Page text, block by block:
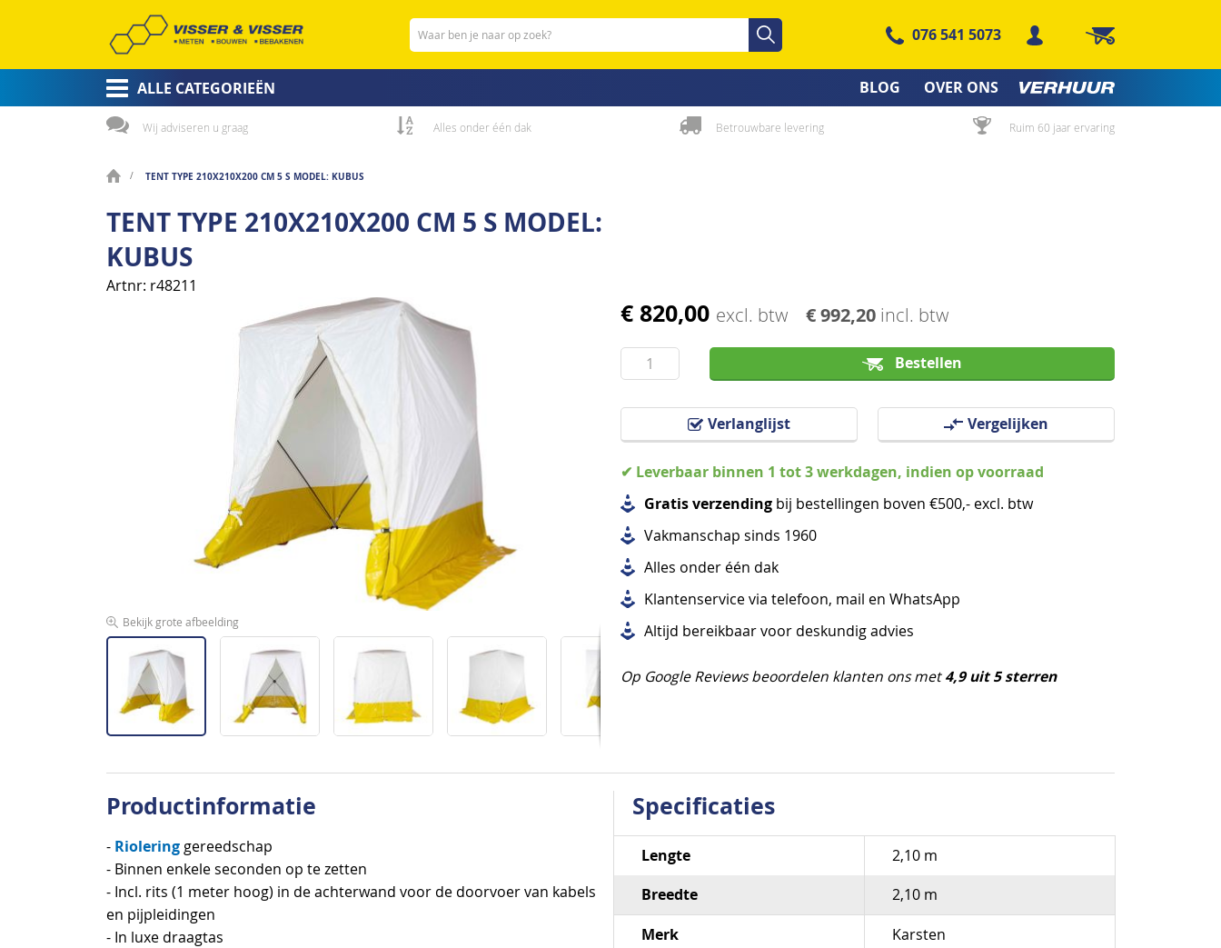
Zoeken Zoeken
076 541 5073 Winkelwagen
ALLE CATEGORIEËN BLOG OVER ONS
Wij adviseren u graag Alles onder één dak Betrouwbare levering Ruim 60 jaar ervaring
TENT TYPE 210X210X200 CM 5 S MODEL: KUBUS
TENT TYPE 210X210X200 CM 5 S MODEL:
KUBUS
Artnr r48211
€ 820,00 excl. btw € 992,20 incl. btw
Bestellen
Verlanglijst Vergelijken
✔ Leverbaar binnen 1 tot 3 werkdagen, indien op voorraad
Gratis verzending bij bestellingen boven €500,- excl. btw
Vakmanschap sinds 1960
Alles onder één dak
Klantenservice via telefoon, mail en WhatsApp
Altijd bereikbaar voor deskundig advies
Op Google Reviews beoordelen klanten ons met4,9 uit 5 sterren
Bekijk grote afbeelding
het
van
de
afbeeldingen-
gallerij
Productinformatie
- Riolering gereedschap
- Binnen enkele seconden op te zetten
- Incl. rits (1 meter hoog) in de achterwand voor de doorvoer van kabels
en pijpleidingen
- In luxe draagtas
Specificaties
Specificaties
Lengte 2,10 m
Breedte 2,10 m
Merk Karsten